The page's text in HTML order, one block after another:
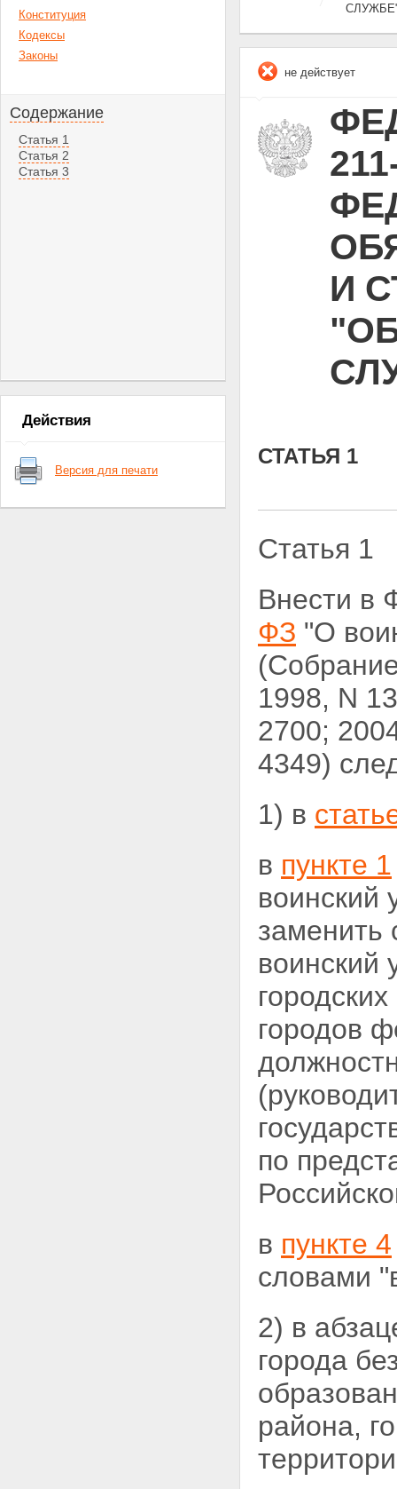
Конституция
Кодексы
Законы
Содержание
Статья 1
Статья 2
Статья 3
Действия
Версия для печати
не действует
И
СТАТЬЯ 1
Статья 1
Внести в
ФЗ "О
1998, N
2700;
4349)
1) в
в пункте 1
воинский
заменить
воинский
городов
по
в пункте 4
словами
2) в
города
района,